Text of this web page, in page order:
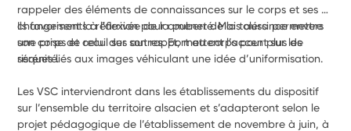
rappeler des éléments de connaissances sur le corps et ses
changements à l’arrivée de la puberté. Mais aussi permettre
une prise de recul sur son rapport au corps pour plus de
sérénité.
Ils favorisent la réflexion pour amener de la tolérance envers
son corps et celui des autres. Et, mettent l’accent sur les
risques liés aux images véhiculant une idée d’uniformisation.
Les VSC interviendront dans les établissements du dispositif
sur l’ensemble du territoire alsacien et s’adapteront selon le
projet pédagogique de l’établissement de novembre à juin, à